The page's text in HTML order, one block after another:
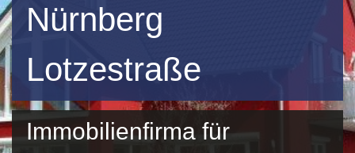
Nürnberg
Lotzestraße
Immobilienfirma für